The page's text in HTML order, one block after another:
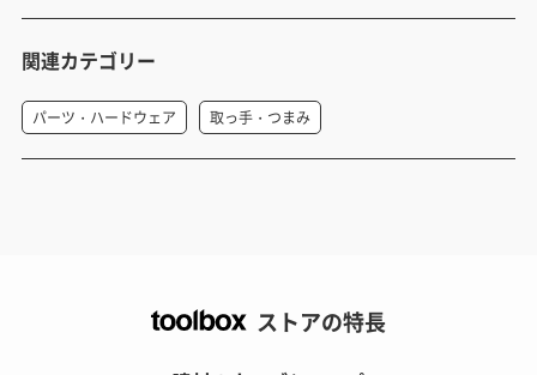
関連カテゴリー
パーツ・ハードウェア 取っ手・つまみ
ストアの特長